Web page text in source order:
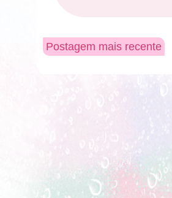
Postagem mais recente